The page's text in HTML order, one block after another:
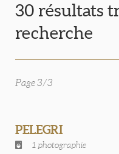
30 résultats
recherche
Page 3/3
PELEGRI
1 photographie